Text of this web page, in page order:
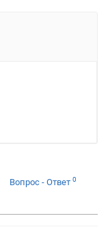
Вопрос - Ответ 0